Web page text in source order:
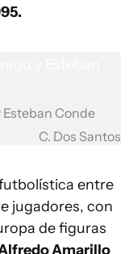
Conde
C. Dos Santos
entre
jugadores, con
de figuras
Amarillo